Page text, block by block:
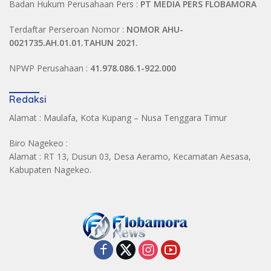
Badan Hukum Perusahaan Pers : PT MEDIA PERS FLOBAMORA
Terdaftar Perseroan Nomor : NOMOR AHU-
0021735.AH.01.01.TAHUN 2021.
NPWP Perusahaan : 41.978.086.1-922.000
Redaksi
Alamat : Maulafa, Kota Kupang – Nusa Tenggara Timur
Biro Nagekeo :
Alamat : RT 13, Dusun 03, Desa Aeramo, Kecamatan Aesasa,
Kabupaten Nagekeo.